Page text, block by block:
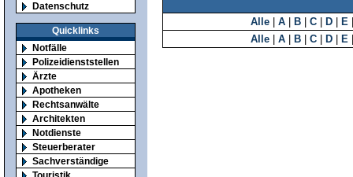
Datenschutz
Quicklinks
Notfälle
Polizeidienststellen
Ärzte
Apotheken
Rechtsanwälte
Architekten
Notdienste
Steuerberater
Sachverständige
Touristik
Alle A B C D E
Alle
A B C D E